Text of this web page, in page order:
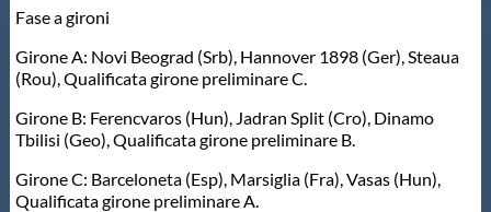
Fase a gironi
Girone A: Novi Beograd (Srb), Hannover 1898 (Ger), Steaua
(Rou), Qualificata girone preliminare C.
Girone B: Ferencvaros (Hun), Jadran Split (Cro), Dinamo
Tbilisi (Geo), Qualificata girone preliminare B.
Girone C: Barceloneta (Esp), Marsiglia (Fra), Vasas (Hun),
Qualificata girone preliminare A.